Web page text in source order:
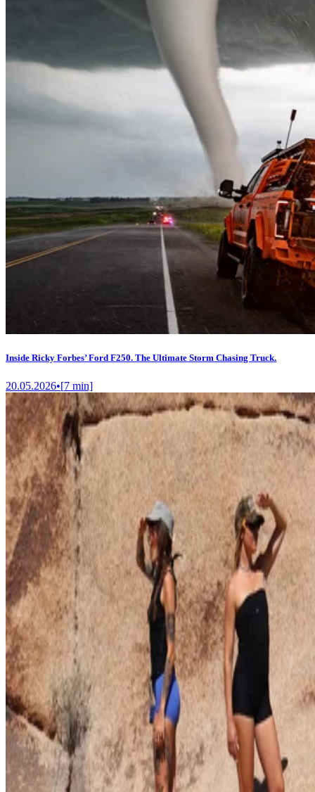
Inside Ricky Forbes’ Ford F250. The Ultimate Storm Chasing Truck.
20.05.2026•[7 min]